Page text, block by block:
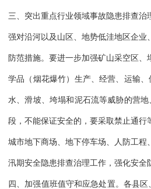
三、突出重点行业领域事故隐患排查
强对沿河以及山区、地势低洼地区企
防范措施。要进一步加强矿山采空区
学品（烟花爆竹）生产、经营、运输
水、滑坡、垮塌和泥石流等威胁的营
段，不能保证安全的，要采取禁止通
城市地下商场、地下停车场、人防工
汛期安全隐患排查治理工作，强化安全
四、加强值班值守和应急处置。各县